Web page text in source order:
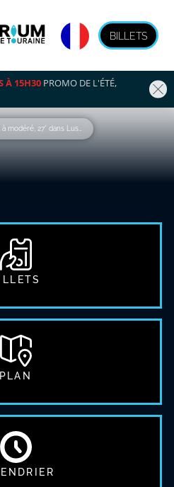
BILLETS
À 15H30 PROMO DE L'ÉTÉ,
27° dans Lussault-Sur-Loire
PLAN